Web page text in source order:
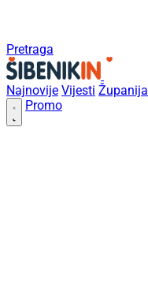
Pretraga
Najnovije Vijesti Županija
Promo